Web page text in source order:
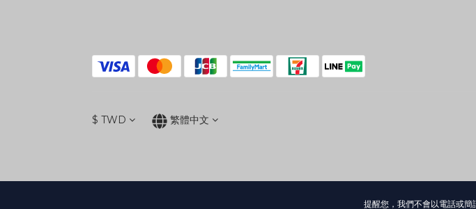
$ TWD 繁體中文
提醒您，我們不會以電話或簡